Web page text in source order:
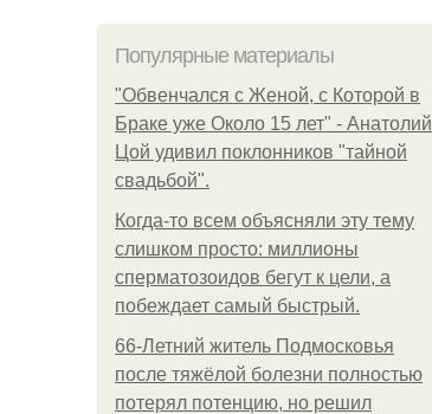
Популярные материалы
"Обвенчался с Женой, с Которой в
Браке уже Около 15 лет" - Анатолий
Цой удивил поклонников "тайной
свадьбой".
Когда-то всем объясняли эту тему
слишком просто: миллионы
сперматозоидов бегут к цели, а
побеждает самый быстрый.
66-Летний житель Подмосковья
после тяжёлой болезни полностью
потерял потенцию, но решил